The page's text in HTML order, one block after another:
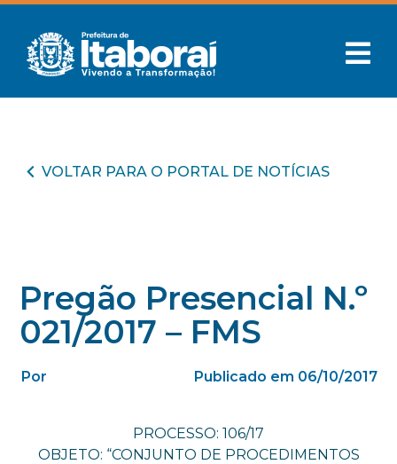
VOLTAR PARA O PORTAL DE NOTÍCIAS
Pregão Presencial N.º
021/2017 – FMS
Por Publicado em 06/10/2017
PROCESSO: 106/17
OBJETO: “CONJUNTO DE PROCEDIMENTOS